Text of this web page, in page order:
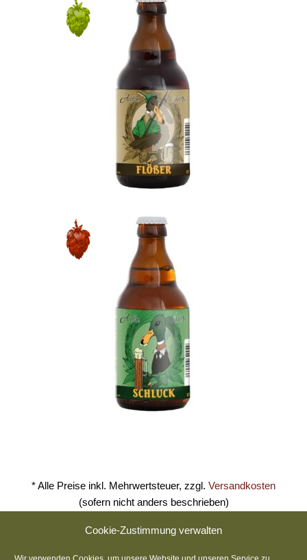
Cookie-Zustimmung verwalten
* Alle Preise inkl. Mehrwertsteuer, zzgl. Versandkosten
(sofern nicht anders beschrieben)